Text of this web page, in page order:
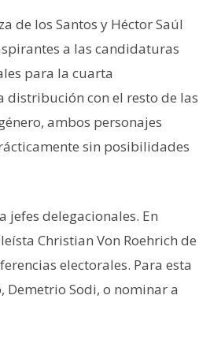
de los Santos y Héctor Saúl
a las candidaturas
para la cuarta
distribución con el resto de las
ambos personajes
sin posibilidades
jefes delegacionales. En
Christian Von Roehrich de
electorales. Para esta
Sodi, o nominar a